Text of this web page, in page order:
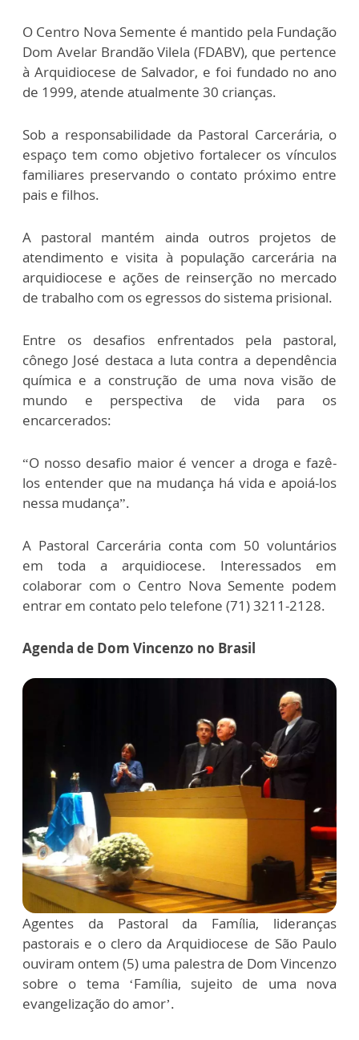
O Centro Nova Semente é mantido pela Fundação
Dom Avelar Brandão Vilela (FDABV), que pertence
à Arquidiocese de Salvador, e foi fundado no ano
de 1999, atende atualmente 30 crianças.
Sob a responsabilidade da Pastoral Carcerária, o
espaço tem como objetivo fortalecer os vínculos
familiares preservando o contato próximo entre
pais e filhos.
A pastoral mantém ainda outros projetos de
atendimento e visita à população carcerária na
arquidiocese e ações de reinserção no mercado
de trabalho com os egressos do sistema prisional.
Entre os desafios enfrentados pela pastoral,
cônego José destaca a luta contra a dependência
química e a construção de uma nova visão de
mundo e perspectiva de vida para os
encarcerados:
“O nosso desafio maior é vencer a droga e fazê-
los entender que na mudança há vida e apoiá-los
nessa mudança”.
A Pastoral Carcerária conta com 50 voluntários
em toda a arquidiocese. Interessados em
colaborar com o Centro Nova Semente podem
entrar em contato pelo telefone (71) 3211-2128.
Agenda de Dom Vincenzo no Brasil
Agentes da Pastoral da Família, lideranças
pastorais e o clero da Arquidiocese de São Paulo
ouviram ontem (5) uma palestra de Dom Vincenzo
sobre o tema ‘Família, sujeito de uma nova
evangelização do amor’.